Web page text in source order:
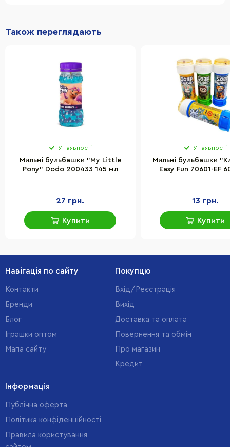
Також переглядають
У наявності
Мильні бульбашки "My Little
Pony" Dodo 200433 145 мл
27 грн.
Купити
У наявності
Мильні бульбашки
Easy Fun 70601-EF
13 грн.
Купити
Навігація по сайту
Контакти
Бренди
Блог
Іграшки оптом
Мапа сайту
Покупцю
Вхід/Реєстрація
Вихід
Доставка та оплата
Повернення та обмін
Про магазин
Кредит
Інформація
Публічна оферта
Політика конфіденційності
Правила користування